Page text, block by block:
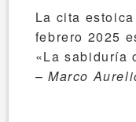
La cita
febrero 2025
«La sabiduría
– Marco